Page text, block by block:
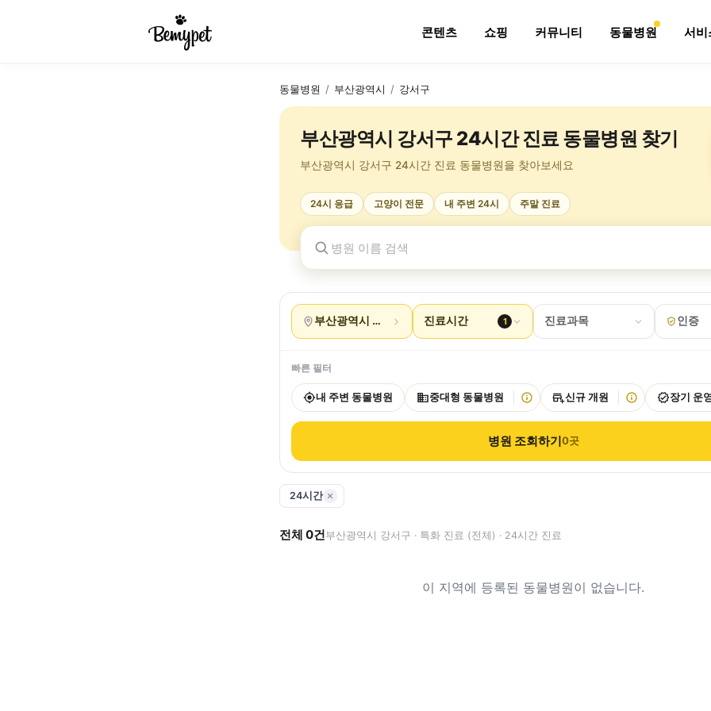
콘텐츠 쇼핑 커뮤니티 동물병원 서비
동물병원 / 부산광역시 / 강서구
부산광역시 강서구 24시간 진료 동물병원 찾기
부산광역시 강서구 24시간 진료 동물병원을 찾아보세요
24시 응급 고양이 전문 내 주변 24시 주말 진료
부산광역시 강서구 진료시간 1 진료과목 인증
빠른 필터
내 주변 동물병원 중대형 동물병원 신규 개원 장기 운
병원 조회하기0곳
24시간
전체 0건부산광역시 강서구 · 특화 진료 (전체) · 24시간 진료
이 지역에 등록된 동물병원이 없습니다.